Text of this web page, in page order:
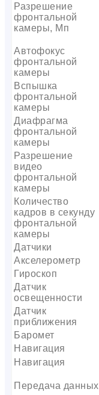
Разрешение
фронтальной
камеры, Мп
Автофокус
фронтальной
камеры
Вспышка
фронтальной
камеры
Диафрагма
фронтальной
камеры
Разрешение
видео
фронтальной
камеры
Количество
кадров в секунду
фронтальной
камеры
Датчики
Акселерометр
Гироскоп
Датчик
освещенности
Датчик
приближения
Баромет
Навигация
Навигация
Передача данных